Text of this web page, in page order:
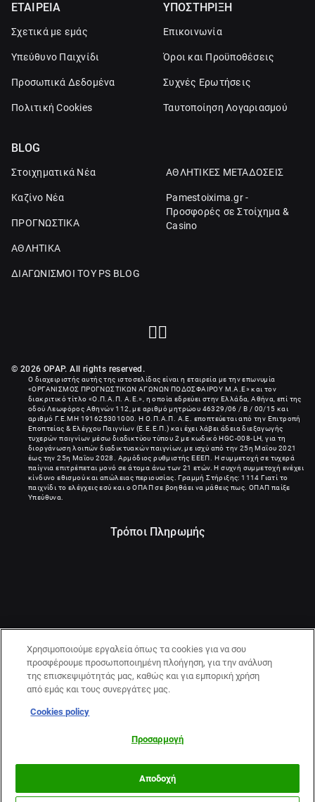
ΕΤΑΙΡΕΙΑ
Σχετικά με εμάς
Υπεύθυνο Παιχνίδι
Προσωπικά Δεδομένα
Πολιτική Cookies
ΥΠΟΣΤΗΡΙΞΗ
Επικοινωνία
Όροι και Προϋποθέσεις
Συχνές Ερωτήσεις
Ταυτοποίηση Λογαριασμού
BLOG
Στοιχηματικά Νέα
Καζίνο Νέα
ΠΡΟΓΝΩΣΤΙΚΑ
ΑΘΛΗΤΙΚΑ
ΔΙΑΓΩΝΙΣΜΟΙ ΤΟΥ PS BLOG
ΑΘΛΗΤΙΚΕΣ ΜΕΤΑΔΟΣΕΙΣ
Pamestoixima.gr -
Προσφορές σε Στοίχημα &
Casino
© 2026 OPAP. All rights reserved.
Ο διαχειριστής αυτής της ιστοσελίδας είναι η εταιρεία με την επωνυμία
«ΟΡΓΑΝΙΣΜΟΣ ΠΡΟΓΝΩΣΤΙΚΩΝ ΑΓΩΝΩΝ ΠΟΔΟΣΦΑΙΡΟΥ Μ.Α.Ε» και τον
διακριτικό τίτλο «Ο.Π.Α.Π. Α.Ε.», η οποία εδρεύει στην Ελλάδα, Αθήνα, επί της
οδού Λεωφόρος Αθηνών 112, με αριθμό μητρώου 46329/06 / B / 00/15 και
αριθμό Γ.Ε.ΜΗ 191625301000
. Η Ο.Π.Α.Π. Α.Ε. εποπτεύεται από την Επιτροπή
Εποπτείας & Ελέγχου Παιγνίων (Ε.Ε.Ε.Π.) και έχει λάβει άδεια διεξαγωγής
τυχερών παιγνίων μέσω διαδικτύου τύπου 2 με κωδικό HGC-008-LH, για τη
διοργάνωση λοιπών διαδικτυακών παιγνίων, με ισχύ από την 25η Μαΐου 2021
έως την 25η Μαΐου 2028. Αρμόδιος ρυθμιστής ΕΕΕΠ. Η συμμετοχή σε τυχερά
παίγνια επιτρέπεται μονό σε άτομα άνω των 21 ετών. Η συχνή συμμετοχή ενέχει
κίνδυνο εθισμού και απώλειας περιουσίας. Γραμμή Στήριξης: 1114 Γιατί το
παιχνίδι το ελέγχεις εσύ και ο ΟΠΑΠ σε βοηθάει να μάθεις πως. ΟΠΑΠ παίξε
Υπεύθυνα.
Τρόποι Πληρωμής
ΣΥΜΒΟΥΛΕΥΤΙΚΗΣ:1114
Χρησιμοποιούμε εργαλεία όπως τα cookies για να σου
προσφέρουμε προσωποποιημένη πλοήγηση, για την ανάλυση
της επισκεψιμότητάς μας, καθώς και για εμπορική χρήση
από εμάς και τους συνεργάτες μας.
Cookies policy
Προσαρμογή
Αποδοχή